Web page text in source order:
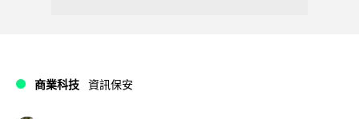
商業科技 資訊保安